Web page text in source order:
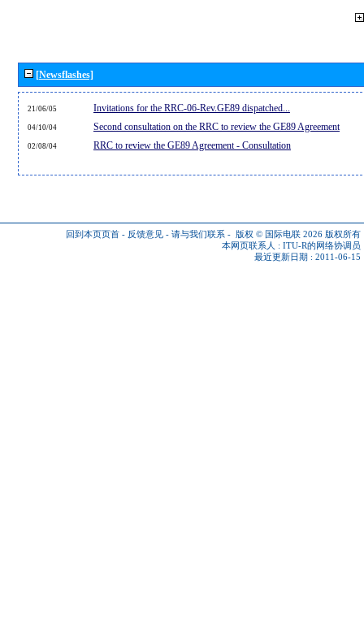
[Newsflashes]
21/06/05 Invitations for the RRC-06-Rev.GE89 dispatched...
04/10/04 Second consultation on the RRC to review the GE89 Agreement
02/08/04 RRC to review the GE89 Agreement - Consultation
回到本页页首 - 反馈意见 - 请与我们联系 - 版权 © 国际电联 2026 版权所有
本网页联系人 : ITU-R的网络协调员
最近更新日期 : 2011-06-15